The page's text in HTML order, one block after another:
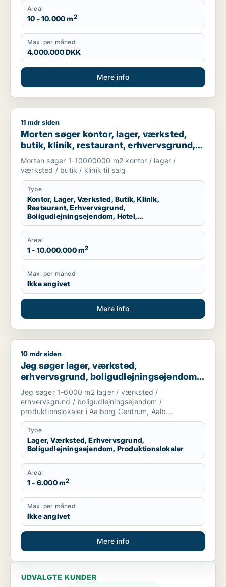
Areal
10 - 10.000 m2
Max. per måned
4.000.000 DKK
Mere info
Morten søger kontor, lager, værksted, butik, klinik,
11 mdr siden
Morten søger kontor, lager, værksted,
butik, klinik, restaurant, erhvervsgrund,
boligudlejningsejendom, hotel eller
produktionslokaler til salg i Region
Nordjylland
Morten søger 1-10000000 m2 kontor / lager /
værksted / butik / klinik til salg
Type
Kontor, Lager, Værksted, Butik, Klinik,
Restaurant, Erhvervsgrund,
Boligudlejningsejendom, Hotel,
Produktionslokaler
Areal
1 - 10.000.000 m2
Max. per måned
Ikke angivet
Mere info
Jeg søger lager, værksted, erhvervsgrund,
10 mdr siden
Jeg søger lager, værksted,
erhvervsgrund, boligudlejningsejendom
eller produktionslokaler til salg i Aalborg
Centrum, Aalborg SV eller Aalborg SØ
m.fl.
Jeg søger 1-6000 m2 lager / værksted /
erhvervsgrund / boligudlejningsejendom /
produktionslokaler i Aalborg Centrum, Aalb...
Type
Lager, Værksted, Erhvervsgrund,
Boligudlejningsejendom, Produktionslokaler
Areal
1 - 6.000 m2
Max. per måned
Ikke angivet
Mere info
UDVALGTE KUNDER